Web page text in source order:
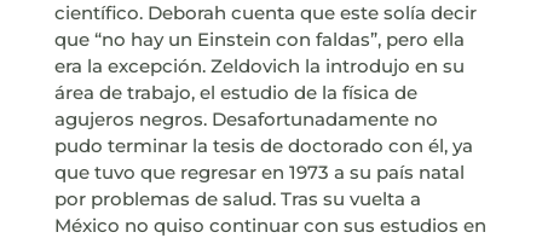
científico. Deborah cuenta que este solía decir
que “no hay un Einstein con faldas”, pero ella
era la excepción. Zeldovich la introdujo en su
área de trabajo, el estudio de la física de
agujeros negros. Desafortunadamente no
pudo terminar la tesis de doctorado con él, ya
que tuvo que regresar en 1973 a su país natal
por problemas de salud. Tras su vuelta a
México no quiso continuar con sus estudios en